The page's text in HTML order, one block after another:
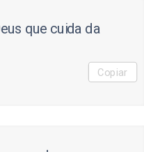
que cuida da
Copiar